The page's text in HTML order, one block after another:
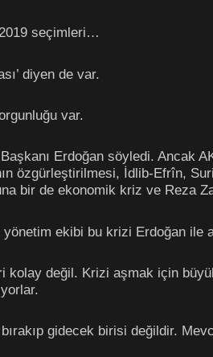
seçimleri…
diyen de var.
var.
Erdoğan söyledi. Ancak
özgürleştirilmesi, İdlib-Efrîn,
bir de ekonomik kriz ve Reza
yönetim ekibi bu krizi Erdoğan ile
kolay değil. Krizi aşmak için
gidecek birisi değildir.